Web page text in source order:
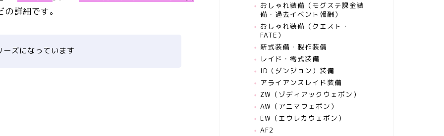
詳細です。
ズになっています
おしゃれ装備（モグステ課金装
備・過去イベント報酬）
おしゃれ装備（クエスト・
FATE）
新式装備・製作装備
レイド・零式装備
ID（ダンジョン）装備
アライアンスレイド装備
ZW（ゾディアックウェポン）
AW（アニマウェポン）
EW（エウレカウェポン）
AF2